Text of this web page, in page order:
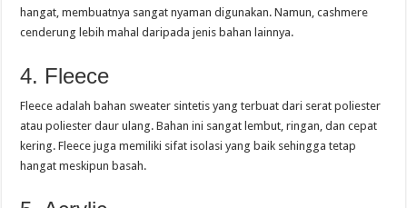
hangat, membuatnya sangat nyaman digunakan. Namun, cashmere
cenderung lebih mahal daripada jenis bahan lainnya.
4. Fleece
Fleece adalah bahan sweater sintetis yang terbuat dari serat poliester
atau poliester daur ulang. Bahan ini sangat lembut, ringan, dan cepat
kering. Fleece juga memiliki sifat isolasi yang baik sehingga tetap
hangat meskipun basah.